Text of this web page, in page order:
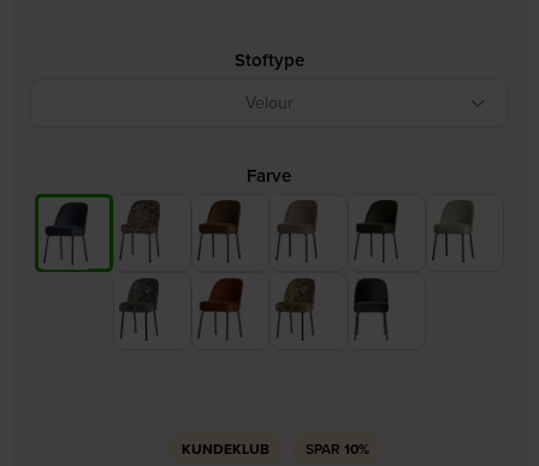
Stoftype
Velour
Farve
KUNDEKLUB SPAR 10%